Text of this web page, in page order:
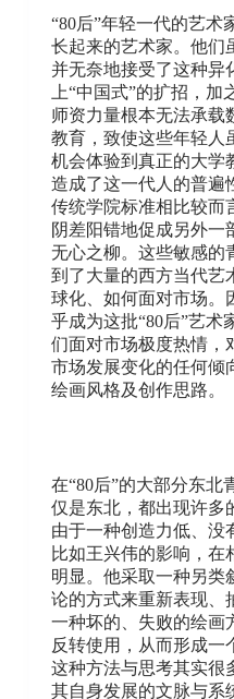
“80后”年轻一代的艺术
长起来的艺术家。他们
并无奈地接受了这种异
上“中国式”的扩招，
师资力量根本无法承载
教育，致使这些年轻人
机会体验到真正的大学
造成了这一代人的普遍
传统学院标准相比较而
阴差阳错地促成另外一
无心之柳。这些敏感的
到了大量的西方当代艺
球化、如何面对市场。
乎成为这批“80后”艺术
们面对市场极度热情，
市场发展变化的任何倾
绘画风格及创作思路。
在“80后”的大部分东北
仅是东北，都出现许多
由于一种创造力低、没
比如王兴伟的影响，在
明显。他采取一种另类
论的方式来重新表现、
一种坏的、失败的绘画
反转使用，从而形成一
这种方法与思考其实很
其自身发展的文脉与系